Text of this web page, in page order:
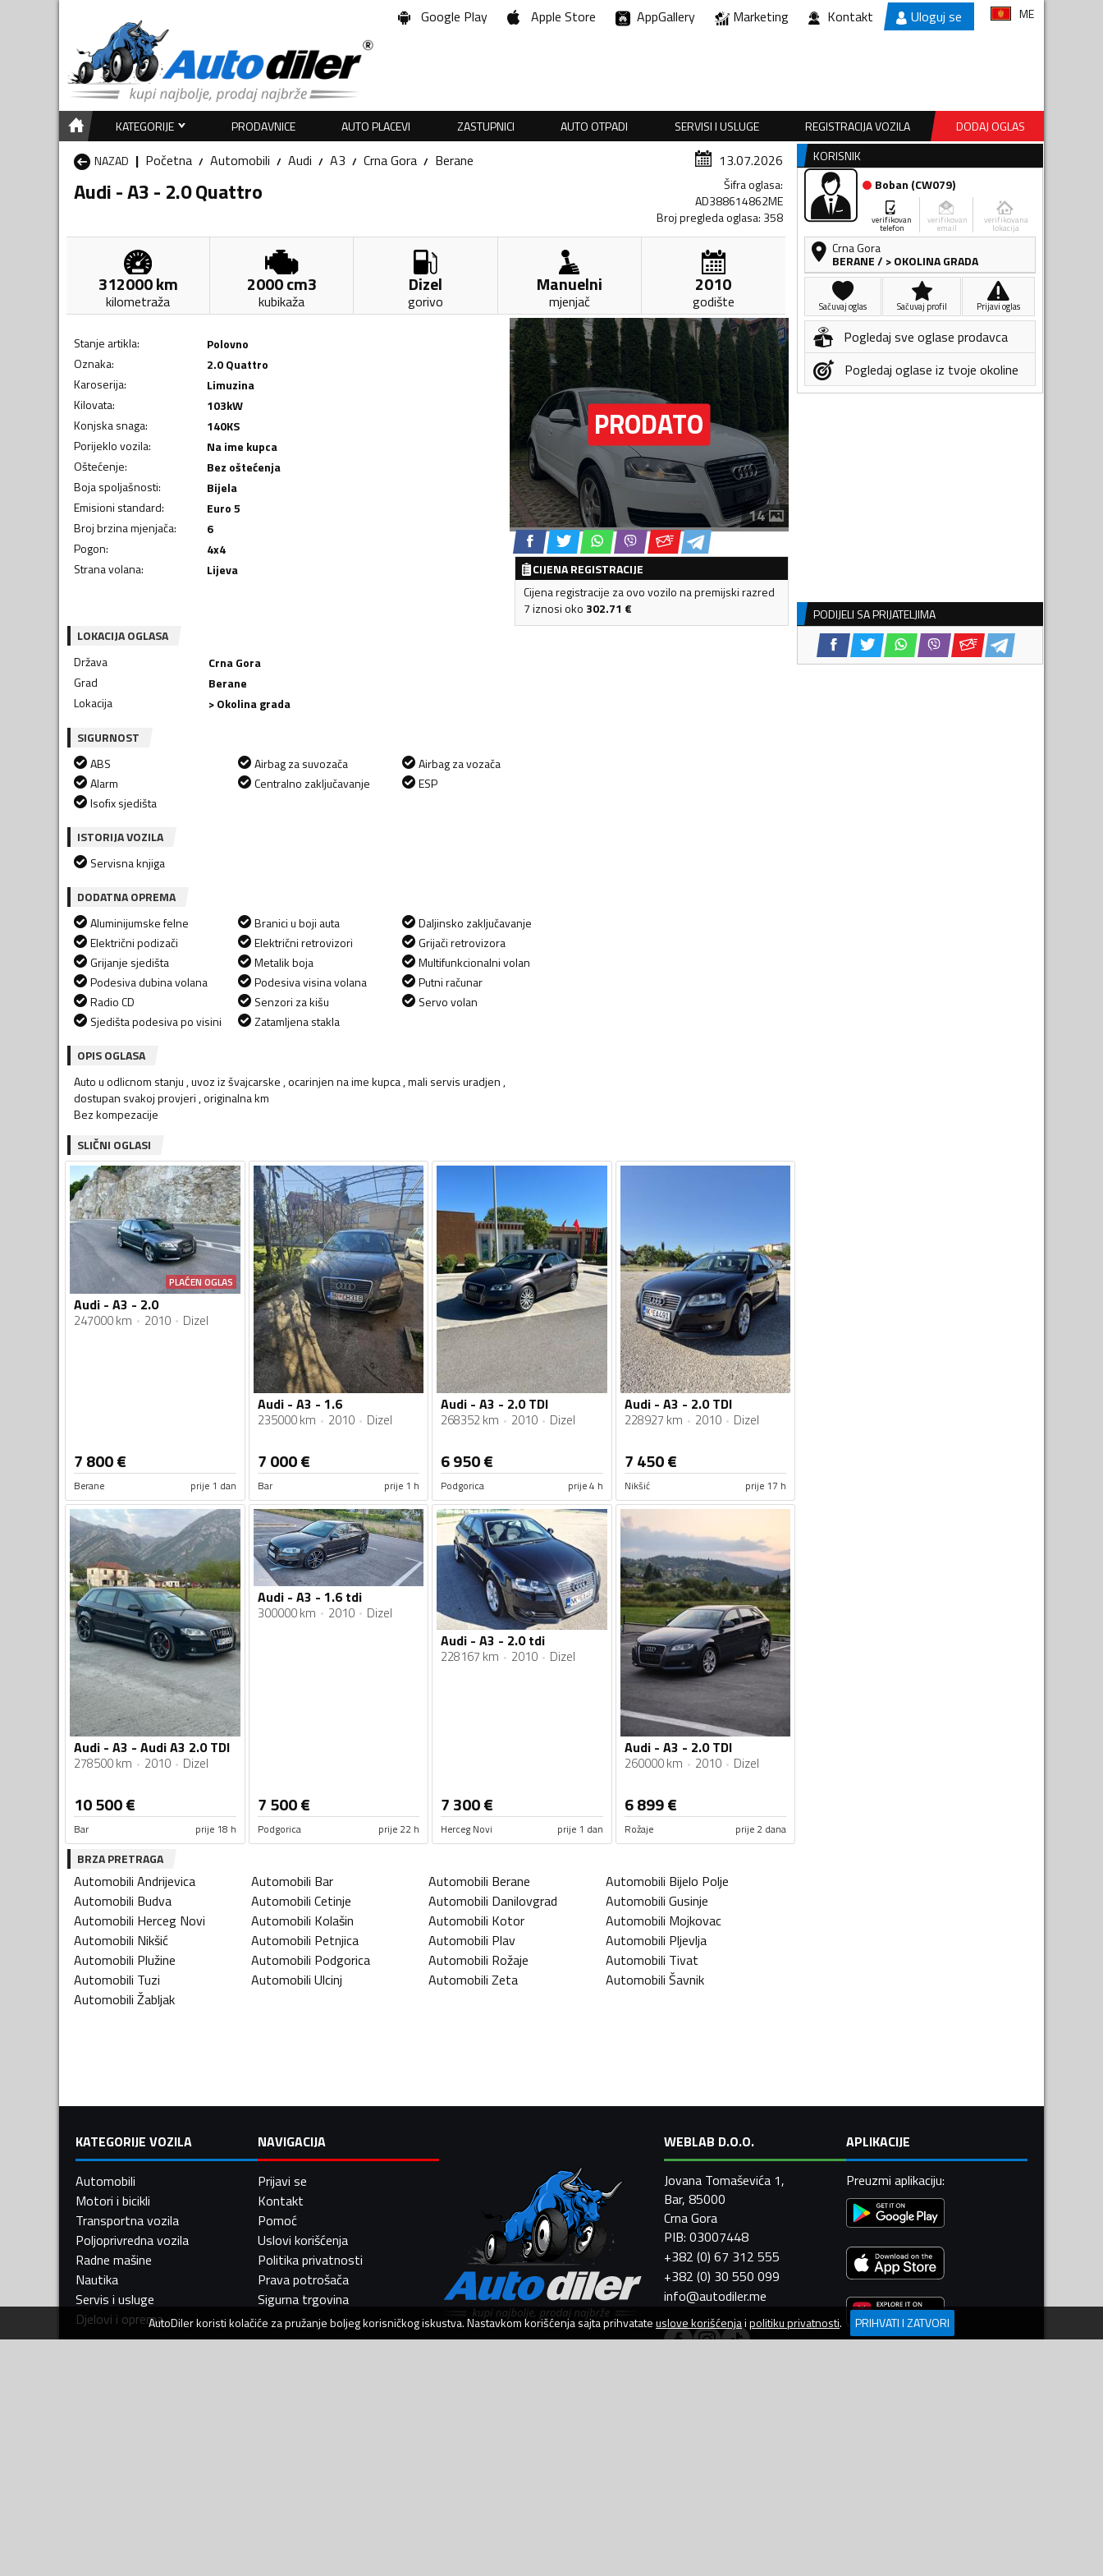
Google Play Apple Store AppGallery Marketing Kontakt Uloguj se ME
KATEGORIJE PRODAVNICE AUTO PLACEVI ZASTUPNICI AUTO OTPADI SERVISI I USLUGE REGISTRACIJA VOZILA
DODAJ OGLAS
NAZAD
Početna Automobili Audi A3 Crna Gora Berane 13.07.2026
Audi - A3 - 2.0 Quattro Šifra oglasa:
AD388614862ME
Broj pregleda oglasa: 358
312000km
kilometraža
2000cm3
kubikaža
Dizel
gorivo
Manuelni
mjenjač
2010
godište
Stanje artikla:
Polovno
Oznaka:
2.0 Quattro
Karoserija:
Limuzina
Kilovata: 103kW
Konjska snaga: 140KS
Porijeklo vozila:
Na ime kupca
Oštećenje:
Bez oštećenja
Boja spoljašnosti:
Bijela
Emisioni standard:
Euro 5
Broj brzina mjenjača:
6
Pogon:
4x4
Strana volana: Lijeva
14
CIJENA REGISTRACIJE
Cijena registracije za ovo vozilo na premijski razred
7 iznosi oko 302.71 €
LOKACIJA OGLASA
Država
Crna Gora
Grad
Berane
Lokacija
> Okolina grada
SIGURNOST
ABS
Alarm
Isofix sjedišta
Airbag za suvozača
Centralno zaključavanje
Airbag za vozača
ESP
ISTORIJA VOZILA
Servisna knjiga
DODATNA OPREMA
Aluminijumske felne
Električni podizači
Grijanje sjedišta
Podesiva dubina volana
Radio CD
Sjedišta podesiva po visini
Branici u boji auta
Električni retrovizori
Metalik boja
Podesiva visina volana
Senzori za kišu
Zatamljena stakla
Daljinsko zaključavanje
Grijači retrovizora
Multifunkcionalni volan
Putni računar
Servo volan
OPIS OGLASA
Auto u odlicnom stanju , uvoz iz švajcarske , ocarinjen na ime kupca , mali servis uradjen ,
dostupan svakoj provjeri , originalna km
Bez kompezacije
SLIČNI OGLASI
PLAĆEN OGLAS
Audi - A3 - 2.0
247000 km 2010 Dizel
7 800€
Berane prije 1 dan
Audi - A3 - 1.6
235000 km 2010 Dizel
7 000€
Bar prije 1 h
Audi - A3 - 2.0 TDI
268352 km 2010 Dizel
6 950€
Podgorica prije 4 h
Audi - A3 - 2.0 TDI
228927 km 2010 Dizel
7 450€
Nikšić prije 17 h
Audi - A3 - Audi A3 2.0 TDI
278500 km 2010 Dizel
10 500€
Bar prije 18 h
Audi - A3 - 1.6 tdi
300000 km 2010 Dizel
7 500€
Podgorica prije 22 h
Audi - A3 - 2.0 tdi
228167 km 2010 Dizel
7 300€
Herceg Novi prije 1 dan
Audi - A3 - 2.0 TDI
260000 km 2010 Dizel
6 899€
Rožaje prije 2 dana
BRZA PRETRAGA
Automobili Andrijevica Automobili Bar Automobili Berane Automobili Bijelo Polje
Automobili Budva Automobili Cetinje Automobili Danilovgrad Automobili Gusinje
Automobili Herceg Novi Automobili Kolašin Automobili Kotor Automobili Mojkovac
Automobili Nikšić Automobili Petnjica Automobili Plav Automobili Pljevlja
Automobili Plužine Automobili Podgorica Automobili Rožaje Automobili Tivat
Automobili Tuzi Automobili Ulcinj Automobili Zeta Automobili Šavnik
Automobili Žabljak
KORISNIK
Boban (CW079)
verifikovan
telefon
verifikovan
email
verifikovana
lokacija
Crna Gora
BERANE/ > OKOLINA GRADA
Sačuvaj oglas Sačuvaj profil Prijavi oglas
Pogledaj sve oglase prodavca
Pogledaj oglase iz tvoje okoline
PODIJELI SA PRIJATELJIMA
KATEGORIJE VOZILA
Automobili
Motori i bicikli
Transportna vozila
Poljoprivredna vozila
Radne mašine
Nautika
Servis i usluge
Djelovi i oprema
NAVIGACIJA
Prijavi se
Kontakt
Pomoć
Uslovi korišćenja
Politika privatnosti
Prava potrošača
Sigurna trgovina
WEBLAB D.O.O.
Jovana Tomaševića 1,
Bar, 85000
Crna Gora
PIB: 03007448
+382 (0) 67 312 555
+382 (0) 30 550 099
info@autodiler.me
APLIKACIJE
Preuzmi aplikaciju:
AutoDilerkoristi kolačiće za pružanje boljeg korisničkog iskustva. Nastavkom korišćenja sajta prihvatateuslove korišćenjaipolitiku privatnosti. PRIHVATI I ZATVORI